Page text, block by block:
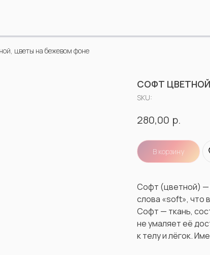
цветы на бежевом фоне
СОФТ
SKU:
280,00 р.
В корзину
Софт (цветной) —
слова «soft», что
Софт — ткань,
не умаляет её
к телу и лёгок.